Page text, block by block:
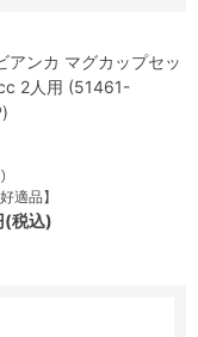
アンカ マグカップセッ
2人用 (51461-
適品】
(税込)